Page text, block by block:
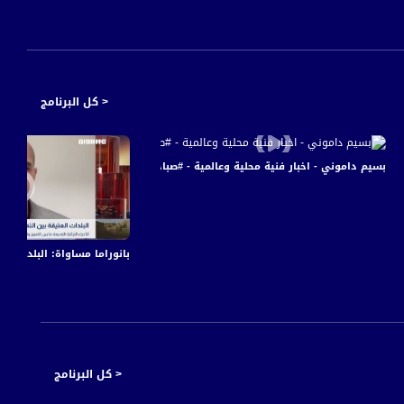
< كل البرنامج
بانوراما مساواة: البلدات
بسيم داموني - اخبار فنية محلية وعالمية - #صباحنا_غير -4-2-2016- قناة مساواة الفضائية
< كل البرنامج